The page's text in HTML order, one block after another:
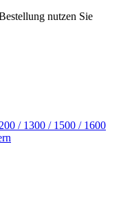
nutzen Sie
/ 1300 / 1500 / 1600